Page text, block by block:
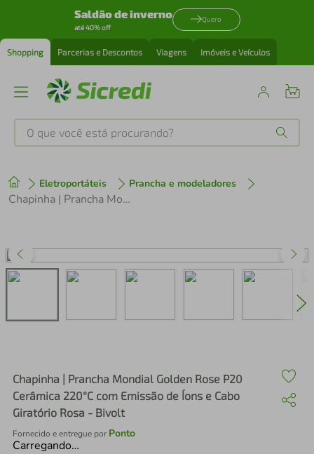
Saldão de inverno
até 40% off
Quero
Shopping Parcerias e Descontos Viagens Imóveis e Veículos
O que você está procurando?
Eletroportáteis Prancha e modeladores
Chapinha | Prancha Mondial Golden Rose P20 Cerâmica 220°C com Emissão de Íons e Cabo Giratório Rosa - Bivolt
Chapinha | Prancha Mondial Golden Rose P20
Cerâmica 220°C com Emissão de Íons e Cabo
Giratório Rosa - Bivolt
Fornecido e entregue por Ponto
Carregando…
1º tenis
perfume